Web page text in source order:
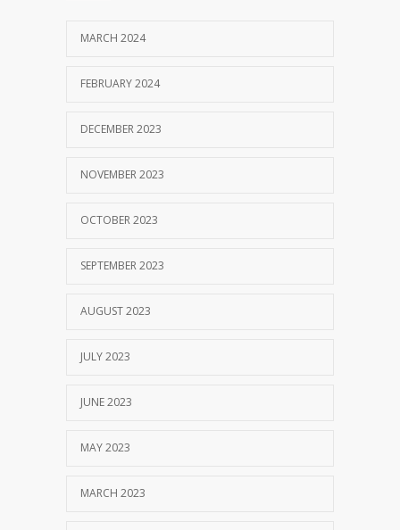
MARCH 2024
FEBRUARY 2024
DECEMBER 2023
NOVEMBER 2023
OCTOBER 2023
SEPTEMBER 2023
AUGUST 2023
JULY 2023
JUNE 2023
MAY 2023
MARCH 2023